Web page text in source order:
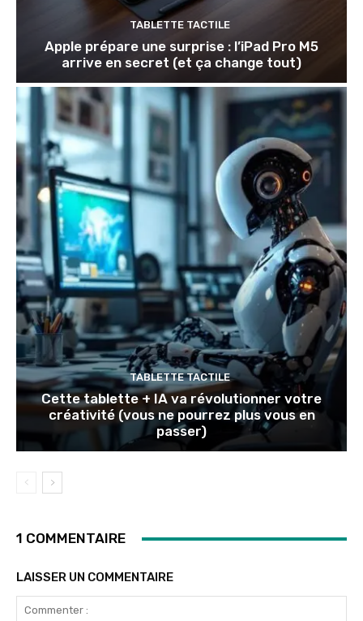
TABLETTE TACTILE
Apple prépare une surprise : l’iPad Pro M5
arrive en secret (et ça change tout)
TABLETTE TACTILE
Cette tablette + IA va révolutionner votre
créativité (vous ne pourrez plus vous en
passer)
1 COMMENTAIRE
LAISSER UN COMMENTAIRE